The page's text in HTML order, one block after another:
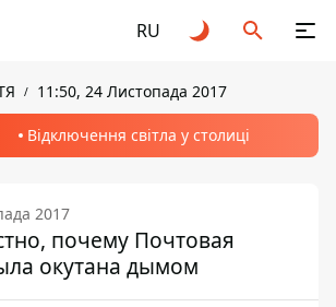
RU
11:50, 24 Листопада 2017
Відключення світла у столиці
2017
почему Почтовая
окутана дымом